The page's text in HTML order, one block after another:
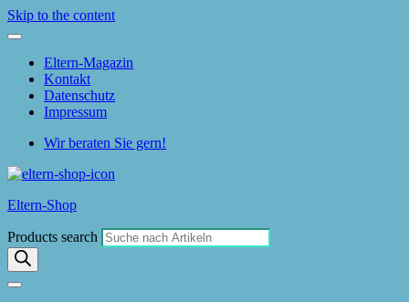
Skip to the content
Eltern-Magazin
Kontakt
Datenschutz
Impressum
Wir beraten Sie gern!
Eltern-Shop
Products search